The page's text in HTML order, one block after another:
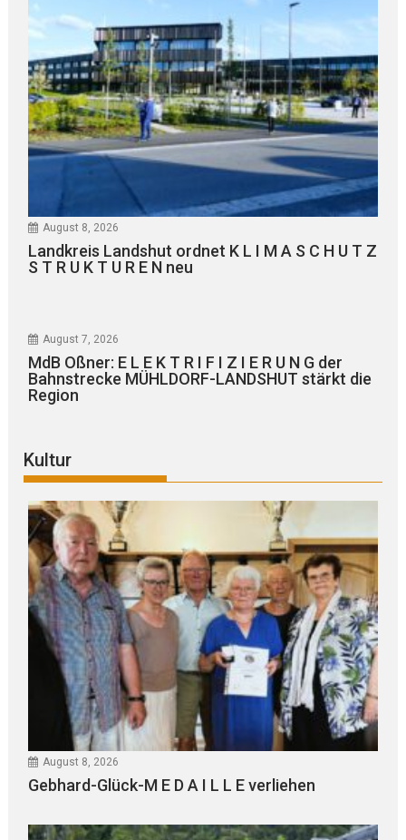
August 8, 2026
Landkreis Landshut ordnet K L I M A S C H U T Z
S T R U K T U R E N neu
August 7, 2026
MdB Oßner: E L E K T R I F I Z I E R U N G der
Bahnstrecke MÜHLDORF-LANDSHUT stärkt die
Region
Kultur
August 8, 2026
Gebhard-Glück-M E D A I L L E verliehen